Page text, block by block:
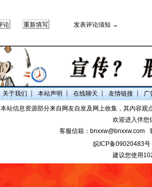
发表评论须知 →
关于我们 ┋ 本站声明 ┋ 在线聊天 ┋ 友情链接 ┋ 广
本站信息资源部分来自网友自发及网上收集，其内容
欢迎进入伴您
客服信箱：bnxxw@bnxxw.com
皖ICP备09020483号
建议您使用